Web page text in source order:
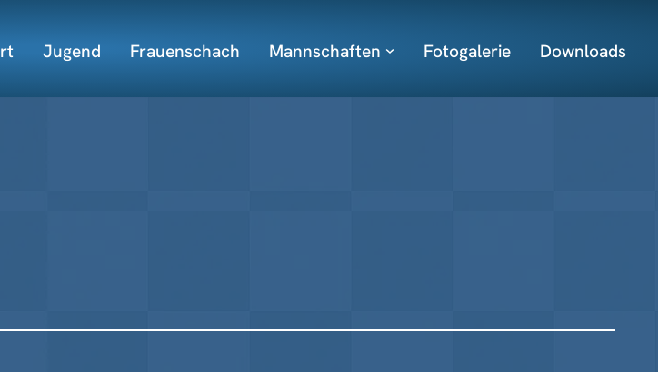
Jugend Frauenschach Mannschaften Fotogalerie Downloads